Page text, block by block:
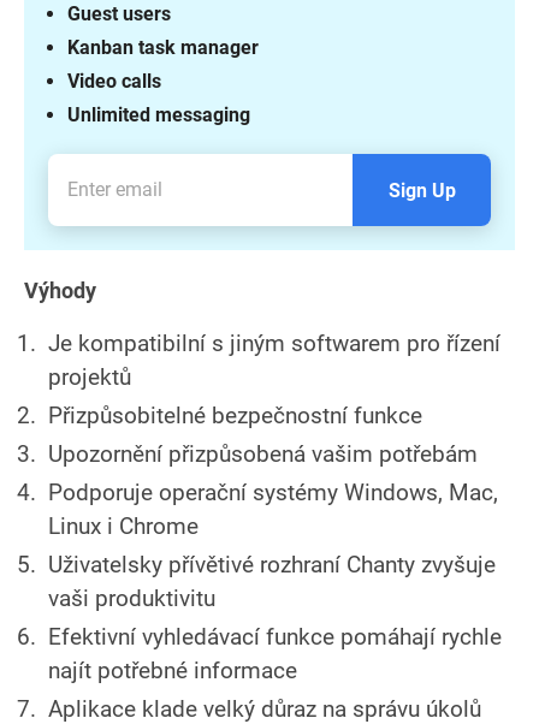
Unlimited messaging
Video calls
Kanban task manager
Guest users
Sign Up
Výhody
Je kompatibilní s jiným softwarem pro řízení
projektů
Přizpůsobitelné bezpečnostní funkce
Upozornění přizpůsobená vašim potřebám
Podporuje operační systémy Windows, Mac,
Linux i Chrome
Uživatelsky přívětivé rozhraní Chanty zvyšuje
vaši produktivitu
Efektivní vyhledávací funkce pomáhají rychle
najít potřebné informace
Aplikace klade velký důraz na správu úkolů